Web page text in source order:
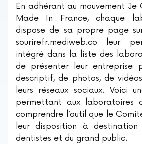
En adhérant au mouvement Je
Made In France, chaque
dispose de sa propre page
sourirefr.mediweb.co leur
intégré dans la liste des
de présenter leur entreprise
descriptif, de photos, de
leurs réseaux sociaux. Voici
permettant aux laboratoires
comprendre l’outil que le
leur disposition à destination
dentistes et du grand public.